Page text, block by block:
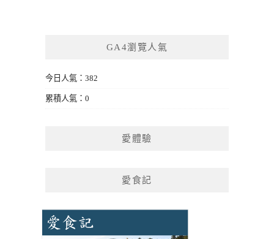
GA4瀏覽人氣
今日人氣：382
累積人氣：0
愛體驗
愛食記